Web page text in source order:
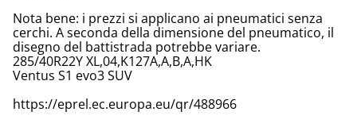
Nota bene: i prezzi si applicano ai pneumatici senza
cerchi. A seconda della dimensione del pneumatico, il
disegno del battistrada potrebbe variare.
285/40R22Y XL,04,K127A,A,B,A,HK
Ventus S1 evo3 SUV
https://eprel.ec.europa.eu/qr/488966